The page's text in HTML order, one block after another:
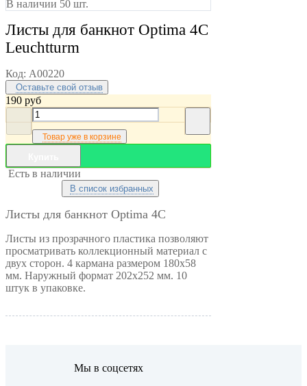
В наличии 50 шт.
Листы для банкнот Optima 4С
Leuchtturm
Код: A00220
Оставьте свой отзыв
190 руб
Товар уже в корзине
Есть в наличии
В список избранных
Листы для банкнот Optima 4С
Листы из прозрачного пластика позволяют
просматривать коллекционный материал с
двух сторон. 4 кармана размером 180x58
мм. Наружный формат 202x252 мм. 10
штук в упаковке.
Мы в соцсетях